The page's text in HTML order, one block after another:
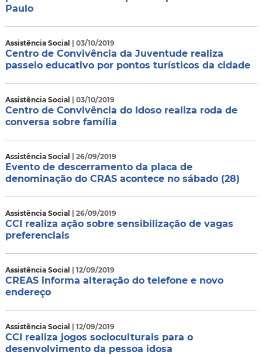
Paulo
Assistência Social | 03/10/2019
Centro de Convivência da Juventude realiza
passeio educativo por pontos turísticos da cidade
Assistência Social | 03/10/2019
Centro de Convivência do Idoso realiza roda de
conversa sobre família
Assistência Social | 26/09/2019
Evento de descerramento da placa de
denominação do CRAS acontece no sábado (28)
Assistência Social | 26/09/2019
CCI realiza ação sobre sensibilização de vagas
preferenciais
Assistência Social | 12/09/2019
CREAS informa alteração do telefone e novo
endereço
Assistência Social | 12/09/2019
CCI realiza jogos socioculturais para o
desenvolvimento da pessoa idosa